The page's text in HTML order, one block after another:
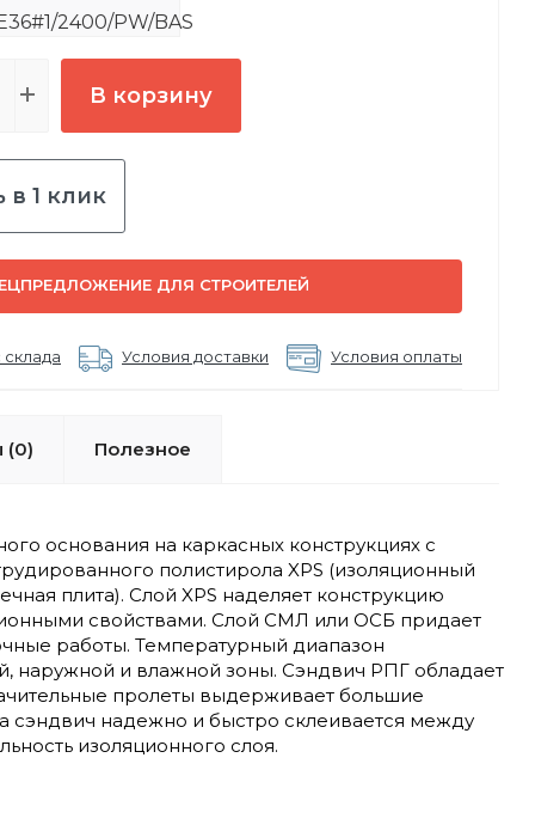
2400/PW/BAS
В корзину
в 1 клик
ДЛЯ СТРОИТЕЛЕЙ
Условия доставки Условия оплаты
(0) Полезное
основания на каркасных конструкциях с
полистирола XPS (изоляционный
плита). Слой XPS наделяет конструкцию
свойствами. Слой СМЛ или ОСБ придает
работы. Температурный диапазон
наружной и влажной зоны. Сэндвич РПГ обладает
пролеты выдерживает большие
сэндвич надежно и быстро склеивается между
изоляционного слоя.